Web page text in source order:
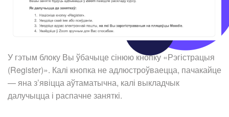
У гэтым блоку Вы ўбачыце сінюю кнопку «Рэгістрацыя
(Register)». Калі кнопка не адлюстроўваецца, пачакайце
— яна з’явіцца аўтаматычна, калі выкладчык
далучыцца і распачне заняткі.